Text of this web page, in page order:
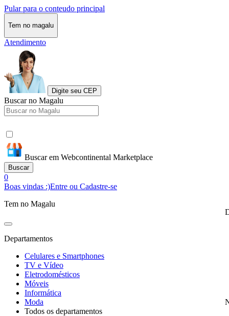
Pular para o conteudo principal
Tem no magalu
Atendimento
Digite seu CEP
Buscar no Magalu
Buscar em Webcontinental Marketplace
Buscar
0
Boas vindas :)Entre ou Cadastre-se
Tem no Magalu
Departamentos
Celulares e Smartphones
TV e Vídeo
Eletrodomésticos
Móveis
Informática
Moda
Todos os departamentos